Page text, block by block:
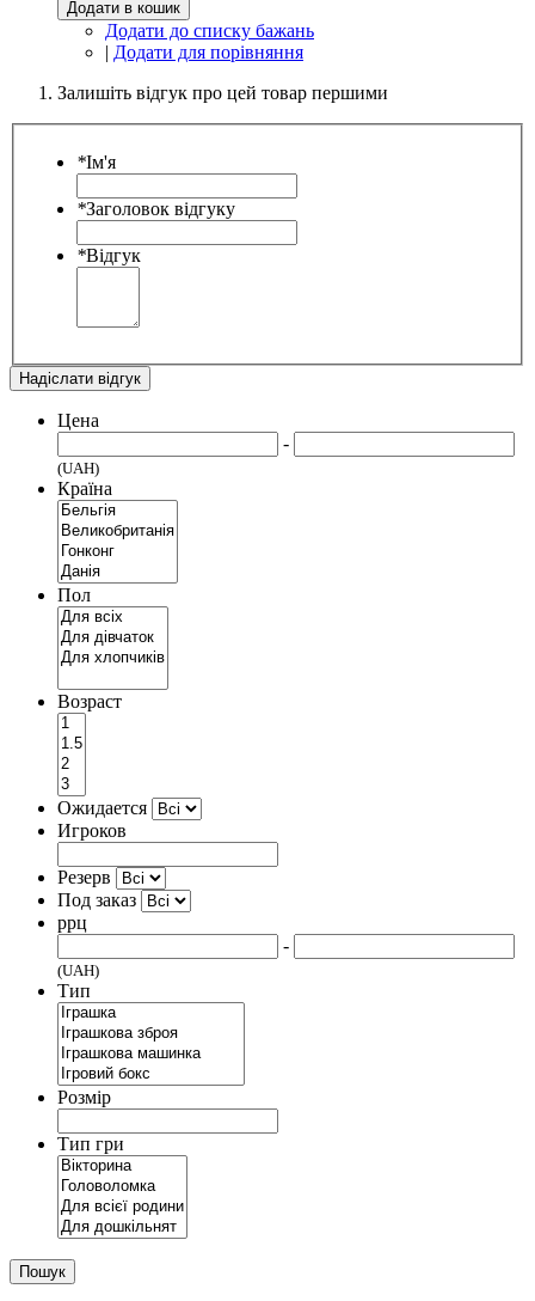
Додати в кошик
Додати до списку бажань
| Додати для порівняння
Залишіть відгук про цей товар першими
*Ім'я
*Заголовок відгуку
*Відгук
Надіслати відгук
Цена
-
(UAH)
Країна
Пол
Возраст
Ожидается
Игроков
Резерв
Под заказ
ррц
-
(UAH)
Тип
Розмір
Тип гри
Пошук